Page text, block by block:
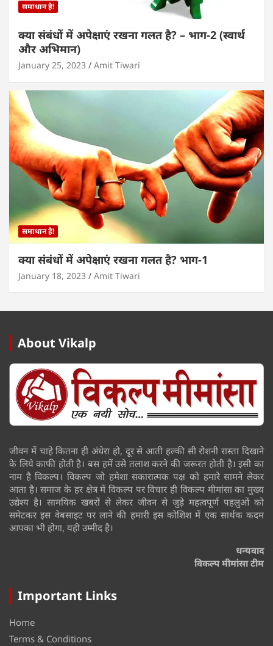
समाधान है!
क्या संबंधों में अपेक्षाएं रखना गलत है? – भाग-2 (स्वार्थ
और अभिमान)
January 25, 2023 Amit Tiwari
समाधान है!
क्या संबंधों में अपेक्षाएं रखना गलत है? भाग-1
January 18, 2023 Amit Tiwari
About Vikalp
जीवन में चाहे कितना ही अंधेरा हो, दूर से आती हल्की सी रोशनी रास्ता दिखाने
के लिये काफी होती है। बस हमें उसे तलाश करने की जरूरत होती है। इसी का
नाम है विकल्प। विकल्प जो हमेशा सकारात्मक पक्ष को हमारे सामने लेकर
आता है। समाज के हर क्षेत्र में विकल्प पर विचार ही विकल्प मीमांसा का मुख्य
उद्येश्य है। सामयिक खबरों से लेकर जीवन से जुड़े महत्वपूर्ण पहलुओं को
समेटकर इस वेबसाइट पर लाने की हमारी इस कोशिश में एक सार्थक कदम
आपका भी होगा, यही उम्मीद है।
धन्यवाद
विकल्प मीमांसा टीम
Important Links
Home
Terms & Conditions